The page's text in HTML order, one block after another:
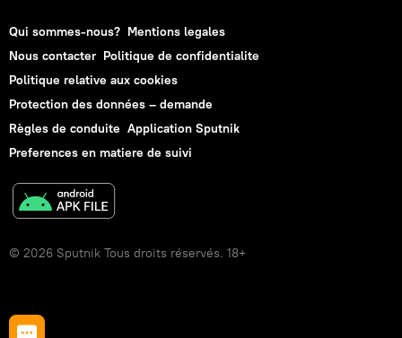
Qui sommes-nous? Mentions legales
Nous contacter Politique de confidentialite
Politique relative aux cookies
Protection des données – demande
Règles de conduite Application Sputnik
Preferences en matiere de suivi
© 2026 Sputnik Tous droits réservés. 18+